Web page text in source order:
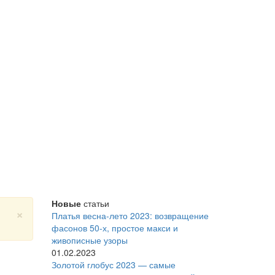
×
Новыестатьи
Платья весна-лето 2023: возвращение
фасонов 50-х, простое макси и
живописные узоры
01.02.2023
Золотой глобус 2023 — самые